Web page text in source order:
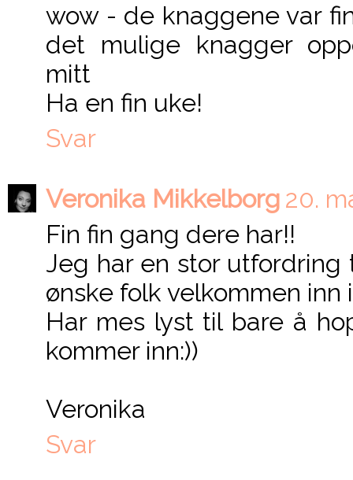
wow - de knaggene var
det mulige knagger
mitt
Ha en fin uke!
Svar
Veronika Mikkelborg 20.
Fin fin gang dere har!!
Jeg har en stor
ønske folk velkommen inn
Har mes lyst til bare å
kommer inn:))
Veronika
Svar